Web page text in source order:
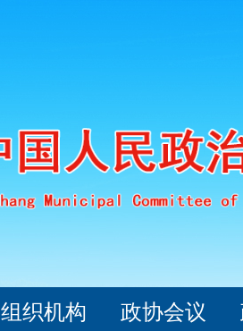
组织机构 政协会议